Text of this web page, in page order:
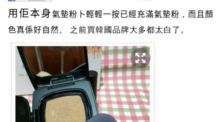
用佢本身氣墊粉卜輕輕一按已經充滿氣墊粉 ， 而且顏
色真係好自然。 之前買韓國品牌大多都太白了 。